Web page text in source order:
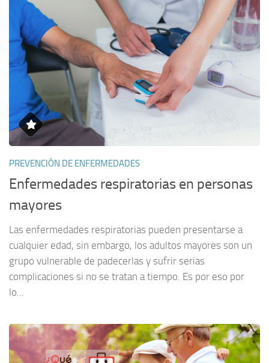
PREVENCIÓN DE ENFERMEDADES
Enfermedades respiratorias en personas
mayores
Las enfermedades respiratorias pueden presentarse a
cualquier edad, sin embargo, los adultos mayores son un
grupo vulnerable de padecerlas y sufrir serias
complicaciones si no se tratan a tiempo. Es por eso por
lo...